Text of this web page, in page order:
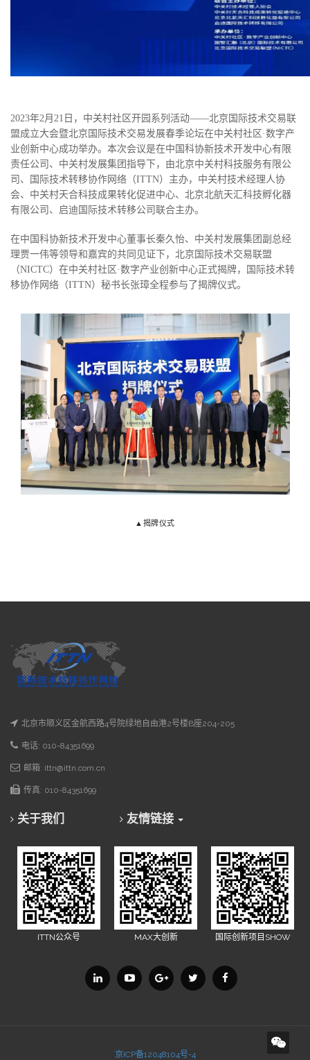
2023年2月21日，中关村社区开园系列活动——北京国际技术交易联
盟成立大会暨北京国际技术交易发展春季论坛在中关村社区·数字产
业创新中心成功举办。本次会议是在中国科协新技术开发中心有限
责任公司、中关村发展集团指导下，由北京中关村科技服务有限公
司、国际技术转移协作网络（ITTN）主办，中关村技术经理人协
会、中关村天合科技成果转化促进中心、北京北航天汇科技孵化器
有限公司、启迪国际技术转移公司联合主办。
在中国科协新技术开发中心董事长秦久怡、中关村发展集团副总经
理贾一伟等领导和嘉宾的共同见证下，北京国际技术交易联盟
（NICTC）在中关村社区·数字产业创新中心正式揭牌，国际技术转
移协作网络（ITTN）秘书长张璋全程参与了揭牌仪式。
▲揭牌仪式
北京市顺义区金航西路4号院绿地自由港2号楼B座204-205
电话: 010-84351699
邮箱: ittn@ittn.com.cn
传真: 010-84351699
关于我们 友情链接
ITTN公众号 MAX大创新 国际创新项目SHOW
京ICP备12048104号-4